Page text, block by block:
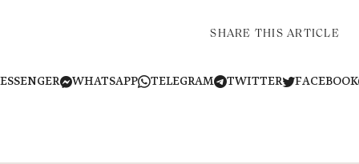
SHARE THIS ARTICLE
TWITTER
TELEGRAM
WHATSAPP
MESSENGER